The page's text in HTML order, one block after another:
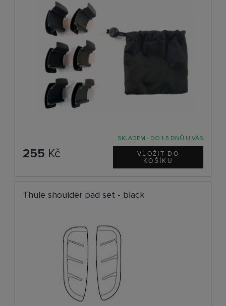
SKLADEM - DO 1-5 DNŮ U VÁS
255 Kč
Thule shoulder pad set - black